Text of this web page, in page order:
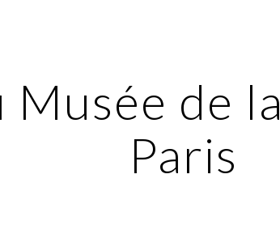
Musée de
Paris